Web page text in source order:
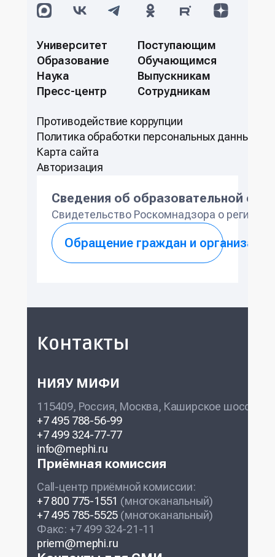
Университет
Образование
Наука
Пресс-центр
Поступающим
Обучающимся
Выпускникам
Сотрудникам
Противодействие коррупции
Политикa обработки персональных данных
Карта сайта
Авторизация
Сведения об образовательной
Свидетельство Роскомнадзора о
Обращение граждан и организаций
Контакты
НИЯУ МИФИ
115409, Россия, Москва, Каширское шоссе, 31
+7 495 788-56-99
+7 499 324-77-77
info@mephi.ru
Приёмная комиссия
Call-центр приёмной комиссии:
+7 800 775-1551 (многоканальный)
+7 495 785-5525 (многоканальный)
Факс: +7 499 324-21-11
priem@mephi.ru